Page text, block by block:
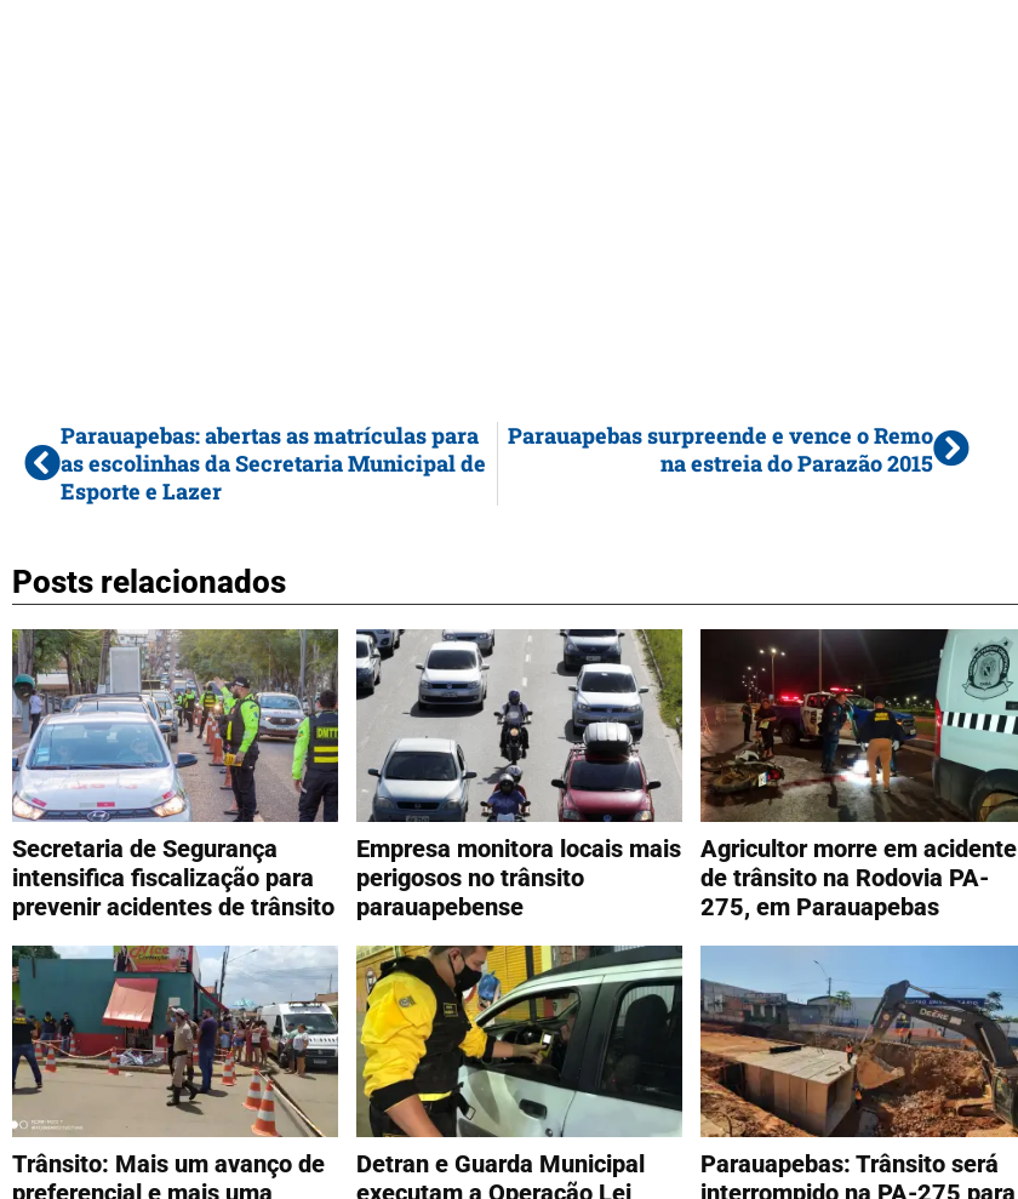
Parauapebas: abertas as matrículas para
as escolinhas da Secretaria Municipal de
Esporte e Lazer
Parauapebas surpreende e vence o Remo
na estreia do Parazão 2015
Posts relacionados
Secretaria de Segurança
intensifica fiscalização para
prevenir acidentes de trânsito
Empresa monitora locais mais
perigosos no trânsito
parauapebense
Agricultor morre em acidente
de trânsito na Rodovia PA-
275, em Parauapebas
Trânsito: Mais um avanço de
preferencial e mais uma
Detran e Guarda Municipal
executam a Operação Lei
Parauapebas: Trânsito será
interrompido na PA-275 para